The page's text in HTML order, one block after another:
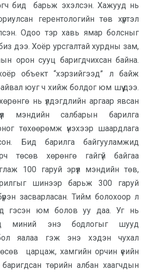
бид барьж эхэлсэн. Хажууд нь
герентологийн төв хүртэл
Одоо тэр хавь ямар болсныг
дээ. Хоёр урсгалтай хурдны зам,
орон сууц баригдчихсан байна.
объект “хэрзийгээд” л байж
юуг ч хийж болдог юм шүү дээ.
нь үлдэгдлийн аргаар явсан
мэндийн салбарын барилга
төхөөрөмж үнэхээр шаардлага
Бид барилга байгууламжид
төсөв хөрөнгө гайгүй байгаа
100 гаруй эрүүл мэндийн төв,
шинээр барьж 300 гаруй
засварласан. Тийм болохоор л
гэсэн юм болов уу даа. Уг нь
миний энэ бодлогыг шууд
бол яалаа гэж энэ хэдэн чухал
царцаж, хамгийн орчин үеийн
төрийн албан хаагчдын